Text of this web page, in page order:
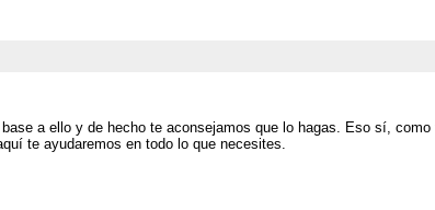
a ello y de hecho te aconsejamos que lo hagas. Eso sí,
te ayudaremos en todo lo que necesites.